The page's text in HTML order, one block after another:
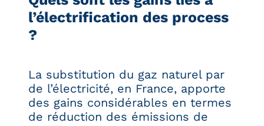
l’électrification des process
?
La substitution du gaz naturel par
de l’électricité, en France, apporte
des gains considérables en termes
de réduction des émissions de